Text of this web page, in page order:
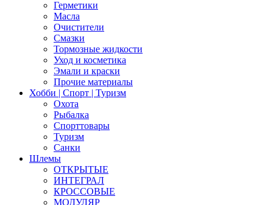
Герметики
Масла
Очистители
Смазки
Тормозные жидкости
Уход и косметика
Эмали и краски
Прочие материалы
Хобби | Cпорт | Туризм
Охота
Рыбалка
Спорттовары
Туризм
Санки
Шлемы
ОТКРЫТЫЕ
ИНТЕГРАЛ
КРОССОВЫЕ
МОДУЛЯР